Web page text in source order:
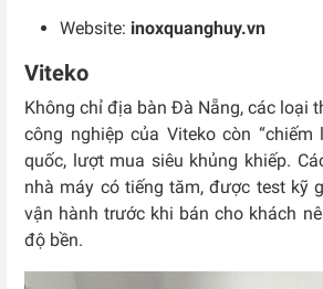
Website: inoxquanghuy.vn
Viteko
Không chỉ địa bàn Đà Nẵng, các loại
công nghiệp của Viteko còn “chiếm
quốc, lượt mua siêu khủng khiếp.
nhà máy có tiếng tăm, được test kỹ
vận hành trước khi bán cho khách
độ bền.